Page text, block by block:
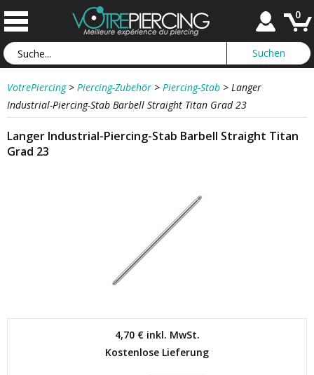
0
VotrePiercing > Piercing-Zubehör > Piercing-Stab > Langer
Industrial-Piercing-Stab Barbell Straight Titan Grad 23
Langer Industrial-Piercing-Stab Barbell Straight Titan
Grad 23
4,70 €inkl. MwSt.
Kostenlose Lieferung